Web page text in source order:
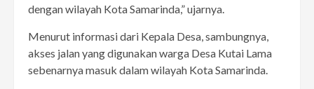
dengan wilayah Kota Samarinda,” ujarnya.
Menurut informasi dari Kepala Desa, sambungnya,
akses jalan yang digunakan warga Desa Kutai Lama
sebenarnya masuk dalam wilayah Kota Samarinda.